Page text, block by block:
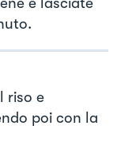
riso e
poi con la